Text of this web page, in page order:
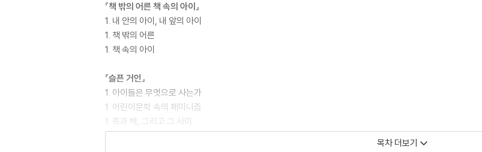
『책 밖의 어른 책 속의 아이』
1. 내 안의 아이, 내 앞의 아이
1. 책 밖의 어른
1. 책 속의 아이
『슬픈 거인』
1. 아이들은 무엇으로 사는가
1. 어린이문학 속의 페미니즘
1. 흑과 백, 그리고 그 사이
1. 애니메이션 세계 명작, 무엇이 문제인가
목차 더보기